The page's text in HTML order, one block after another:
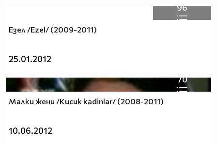
7.Да даваш UN POCO DE TU AMOR (малко от любовта
ти) на всички.
ALGO (все още има нeщо).
96
Езел /Ezel/ (2009-2011)
25.01.2012
70
Малки жени /Kucuk kadinlar/ (2008-2011)
10.06.2012